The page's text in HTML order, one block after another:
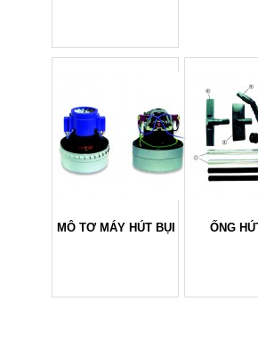
MÔ TƠ MÁY HÚT BỤI ỐNG